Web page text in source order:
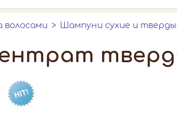
волосами Шампуни сухие и